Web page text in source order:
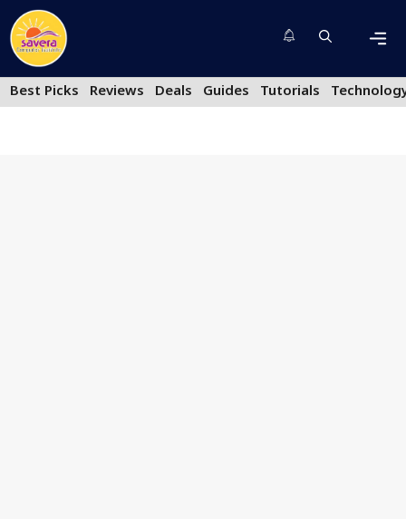
Skip
to
content
Best Picks
Reviews Deals Guides Tutorials